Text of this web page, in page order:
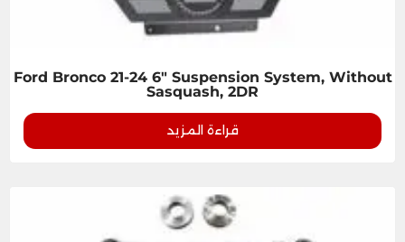
Ford Bronco 21-24 6" Suspension System, Without
Sasquash, 2DR
قراءة المزيد